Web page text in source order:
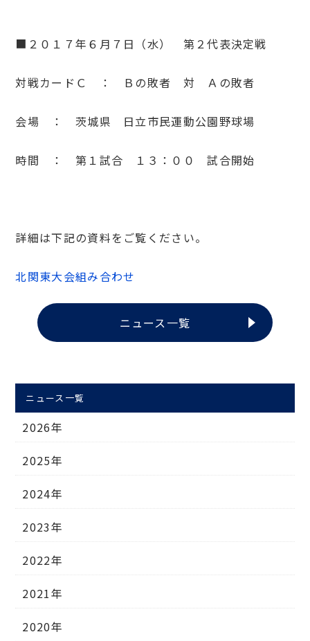
■２０１７年６月７日（水） 第２代表決定戦
対戦カードＣ ： Ｂの敗者 対 Ａの敗者
会場 ： 茨城県 日立市民運動公園野球場
時間 ： 第１試合 １３：００ 試合開始
詳細は下記の資料をご覧ください。
北関東大会組み合わせ
ニュース一覧
ニュース一覧
2026年
2025年
2024年
2023年
2022年
2021年
2020年